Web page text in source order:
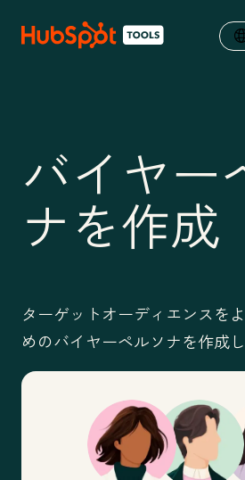
バイヤー
ナを作成
ターゲットオーディエンスを
めのバイヤーペルソナを作成